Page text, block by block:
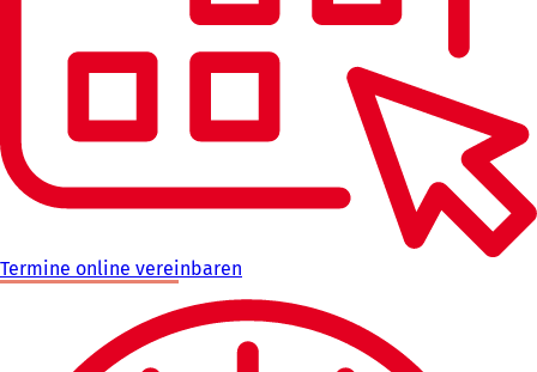
Termine online vereinbaren